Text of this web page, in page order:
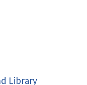
Library